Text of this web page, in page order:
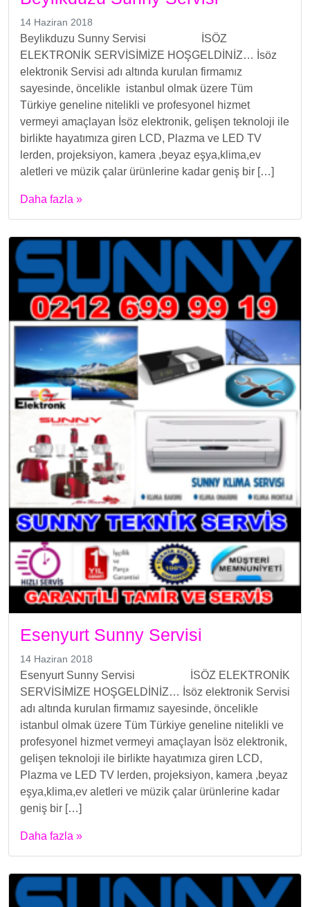
14 Haziran 2018
Beylikduzu Sunny Servisi İSÖZ
ELEKTRONİK SERVİSİMİZE HOŞGELDİNİZ… İsöz
elektronik Servisi adı altında kurulan firmamız
sayesinde, öncelikle istanbul olmak üzere Tüm
Türkiye geneline nitelikli ve profesyonel hizmet
vermeyi amaçlayan İsöz elektronik, gelişen teknoloji ile
birlikte hayatımıza giren LCD, Plazma ve LED TV
lerden, projeksiyon, kamera ,beyaz eşya,klima,ev
aletleri ve müzik çalar ürünlerine kadar geniş bir […]
Daha fazla »
Esenyurt Sunny Servisi
14 Haziran 2018
Esenyurt Sunny Servisi İSÖZ ELEKTRONİK
SERVİSİMİZE HOŞGELDİNİZ… İsöz elektronik Servisi
adı altında kurulan firmamız sayesinde, öncelikle
istanbul olmak üzere Tüm Türkiye geneline nitelikli ve
profesyonel hizmet vermeyi amaçlayan İsöz elektronik,
gelişen teknoloji ile birlikte hayatımıza giren LCD,
Plazma ve LED TV lerden, projeksiyon, kamera ,beyaz
eşya,klima,ev aletleri ve müzik çalar ürünlerine kadar
geniş bir […]
Daha fazla »